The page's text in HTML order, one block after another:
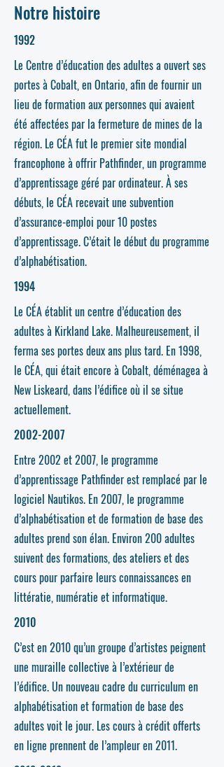
Notre histoire
1992
Le Centre d’éducation des adultes a ouvert ses
portes à Cobalt, en Ontario, afin de fournir un
lieu de formation aux personnes qui avaient
été affectées par la fermeture de mines de la
région. Le CÉA fut le premier site mondial
francophone à offrir Pathfinder, un programme
d’apprentissage géré par ordinateur. À ses
débuts, le CÉA recevait une subvention
d’assurance-emploi pour 10 postes
d’apprentissage. C’était le début du programme
d’alphabétisation.
1994
Le CÉA établit un centre d’éducation des
adultes à Kirkland Lake. Malheureusement, il
ferma ses portes deux ans plus tard. En 1998,
le CÉA, qui était encore à Cobalt, déménagea à
New Liskeard, dans l’édifice où il se situe
actuellement.
2002-2007
Entre 2002 et 2007, le programme
d’apprentissage Pathfinder est remplacé par le
logiciel Nautikos. En 2007, le programme
d’alphabétisation et de formation de base des
adultes prend son élan. Environ 200 adultes
suivent des formations, des ateliers et des
cours pour parfaire leurs connaissances en
littératie, numératie et informatique.
2010
C’est en 2010 qu’un groupe d’artistes peignent
une muraille collective à l’extérieur de
l’édifice. Un nouveau cadre du curriculum en
alphabétisation et formation de base des
adultes voit le jour. Les cours à crédit offerts
en ligne prennent de l’ampleur en 2011.